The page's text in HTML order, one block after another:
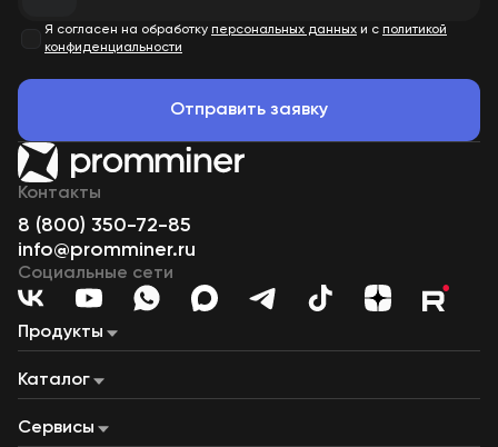
Я согласен на обработку персональных данных и с политикой
конфиденциальности
Отправить заявку
Контакты
8 (800) 350-72-85
info@promminer.ru
Социальные сети
Продукты
Наши дата-центры
Майнинг-пул
Купля-продажа ЦВ
Лизинг
Строительство дата-центров
Производство контейнеров
Каталог
Дата-центры на ГПУ
Контейнеры для майнинга
Газопоршневые установки
Сервисы